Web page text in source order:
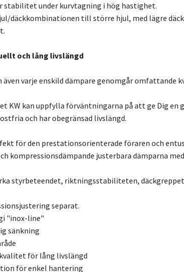
stabilitet under kurvtagning i hög hastighet.
däckkombinationen till större hjul, med lägre
och lång livslängd
även varje enskild dämpare genomgår
KW kan uppfylla förväntningarna på att ge Dig
och har obegränsad livslängd.
för den prestationsorienterade föraren och
kompressionsdämpande justerbara dämparna
styrbeteendet, riktningsstabiliteten, däckgreppet
separat.
"inox-line"
sänkning
för lång livslängd
för enkel hantering